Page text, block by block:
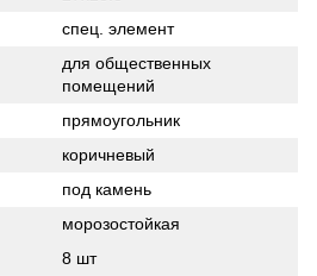
спец. элемент
для общественных
помещений
прямоугольник
коричневый
под камень
морозостойкая
8 шт